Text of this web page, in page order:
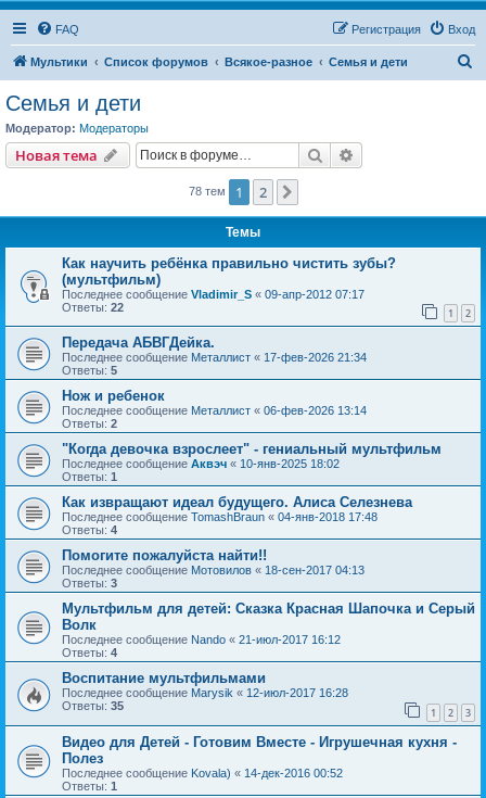
FAQ Вход
Регистрация
Мультики Список форумов Всякое-разное Семья и дети
Семья и дети
Модератор: Модераторы
Новая тема Поиск
78 тем 1 2
Темы
Как научить ребёнка правильно чистить зубы?
(мультфильм)
Последнее сообщение Vladimir_S « 09-апр-2012 07:17
Ответы: 22 1 2
Передача АБВГДейка.
Последнее сообщение Металлист « 17-фев-2026 21:34
Ответы: 5
Нож и ребенок
Последнее сообщение Металлист « 06-фев-2026 13:14
Ответы: 2
"Когда девочка взрослеет" - гениальный мультфильм
Последнее сообщение Аквэч « 10-янв-2025 18:02
Ответы: 1
Как извращают идеал будущего. Алиса Селезнева
Последнее сообщение TomashBraun « 04-янв-2018 17:48
Ответы: 4
Помогите пожалуйста найти!!
Последнее сообщение Мотовилов « 18-сен-2017 04:13
Ответы: 3
Мультфильм для детей: Сказка Красная Шапочка и Серый
Волк
Последнее сообщение Nando « 21-июл-2017 16:12
Ответы: 4
Воспитание мультфильмами
Последнее сообщение Marysik « 12-июл-2017 16:28
Ответы: 35 1 2 3
Видео для Детей - Готовим Вместе - Игрушечная кухня -
Полез
Последнее сообщение Kovala) « 14-дек-2016 00:52
Ответы: 1